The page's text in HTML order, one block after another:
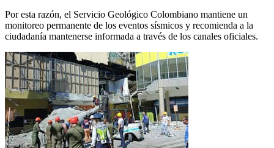
Por esta razón, el Servicio Geológico Colombiano mantiene un
monitoreo permanente de los eventos sísmicos y recomienda a la
ciudadanía mantenerse informada a través de los canales oficiales.